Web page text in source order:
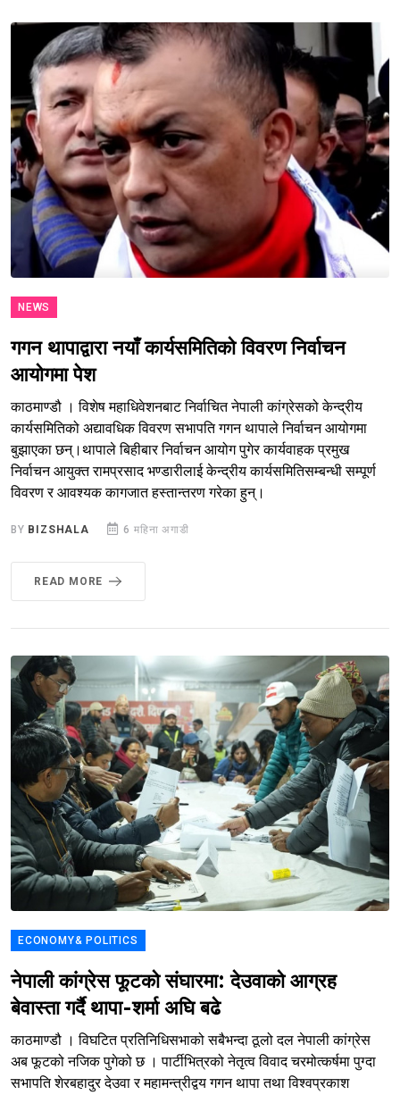
NEWS
गगन थापाद्वारा नयाँ कार्यसमितिको विवरण निर्वाचन
आयोगमा पेश
काठमाण्डौ । विशेष महाधिवेशनबाट निर्वाचित नेपाली कांग्रेसको केन्द्रीय
कार्यसमितिको अद्यावधिक विवरण सभापति गगन थापाले निर्वाचन आयोगमा
बुझाएका छन्।थापाले बिहीबार निर्वाचन आयोग पुगेर कार्यवाहक प्रमुख
निर्वाचन आयुक्त रामप्रसाद भण्डारीलाई केन्द्रीय कार्यसमितिसम्बन्धी सम्पूर्ण
विवरण र आवश्यक कागजात हस्तान्तरण गरेका हुन्।
BY BIZSHALA 6 महिना अगाडी
READ MORE
ECONOMY& POLITICS
नेपाली कांग्रेस फूटको संघारमा: देउवाको आग्रह
बेवास्ता गर्दै थापा-शर्मा अघि बढे
काठमाण्डौ । विघटित प्रतिनिधिसभाको सबैभन्दा ठूलो दल नेपाली कांग्रेस
अब फूटको नजिक पुगेको छ । पार्टीभित्रको नेतृत्व विवाद चरमोत्कर्षमा पुग्दा
सभापति शेरबहादुर देउवा र महामन्त्रीद्वय गगन थापा तथा विश्वप्रकाश